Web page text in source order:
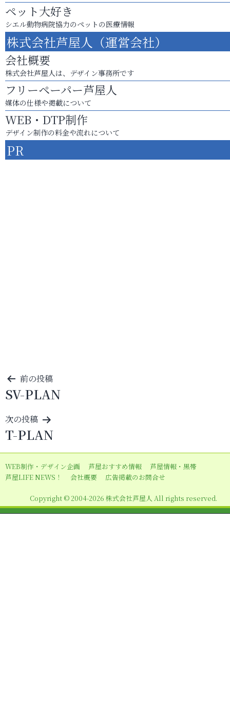
ペット大好き
シエル動物病院協力のペットの医療情報
株式会社芦屋人（運営会社）
会社概要
株式会社芦屋人は、デザイン事務所です
フリーペーパー芦屋人
媒体の仕様や掲載について
WEB・DTP制作
デザイン制作の料金や流れについて
PR
投
稿
ナ
ビ
ゲ
ー
シ
ン
前の投稿
SV-PLAN
次の投稿
T-PLAN
WEB制作・デザイン企画 芦屋おすすめ情報
芦屋情報・黒帯
芦屋LIFE NEWS！
会社概要 広告掲載のお問合せ
Copyright © 2004-2026 株式会社芦屋人 All rights reserved.